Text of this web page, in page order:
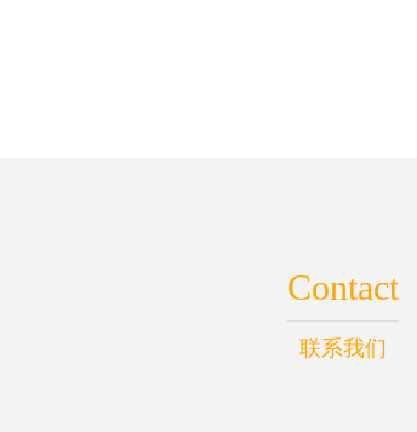
Contact
联系我们